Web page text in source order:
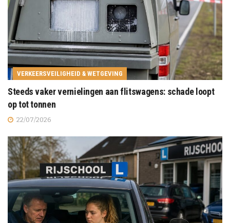
VERKEERSVEILIGHEID & WETGEVING
Steeds vaker vernielingen aan flitswagens: schade loopt
op tot tonnen
22/07/2026